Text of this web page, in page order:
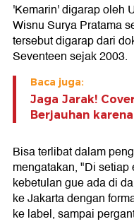
'Kemarin' digarap oleh
Wisnu Surya Pratama
tersebut digarap dari
Seventeen sejak 2003.
Baca juga:
Jaga Jarak!
Berjauhan
Bisa terlibat dalam
mengatakan, "Di
kebetulan gue ada di
ke Jakarta dengan
ke label, sampai